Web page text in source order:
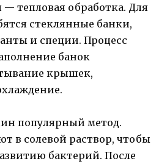
тепловая обработка. Для
стеклянные банки,
и специи. Процесс
банок
крышек,
популярный метод.
в солевой раствор, чтобы
бактерий. После